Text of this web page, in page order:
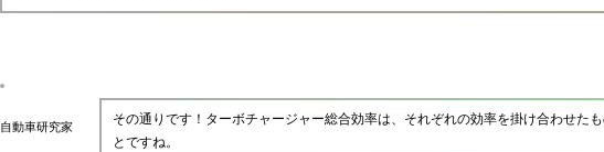
自動車研究家
その通りです！ターボチャージャー総合効率は、それぞれの効率を掛け合わせた
とですね。